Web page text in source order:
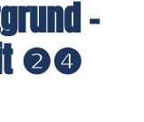
-
❷❹